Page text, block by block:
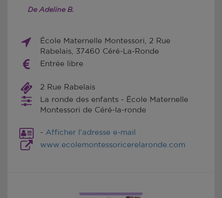
De Adeline B.
École Maternelle Montessori, 2 Rue
Rabelais, 37460 Céré-La-Ronde
Entrée libre
2 Rue Rabelais
La ronde des enfants - École Maternelle
Montessori de Céré-la-ronde
- Afficher l'adresse e-mail
www.ecolemontessoricerelaronde.com